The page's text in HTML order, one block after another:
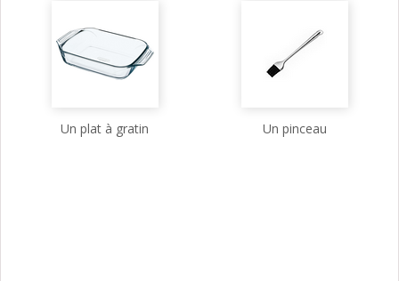
Un plat à gratin Un pinceau